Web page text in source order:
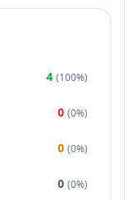
4 (100%)
0 (0%)
0 (0%)
0 (0%)